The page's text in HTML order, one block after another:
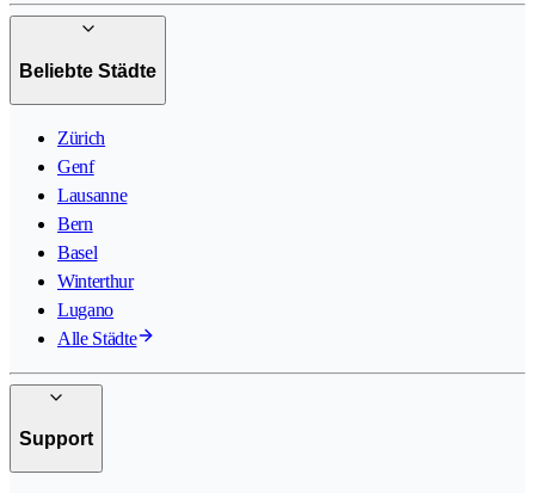
Beliebte Städte
Zürich
Genf
Lausanne
Bern
Basel
Winterthur
Lugano
Alle Städte
Support